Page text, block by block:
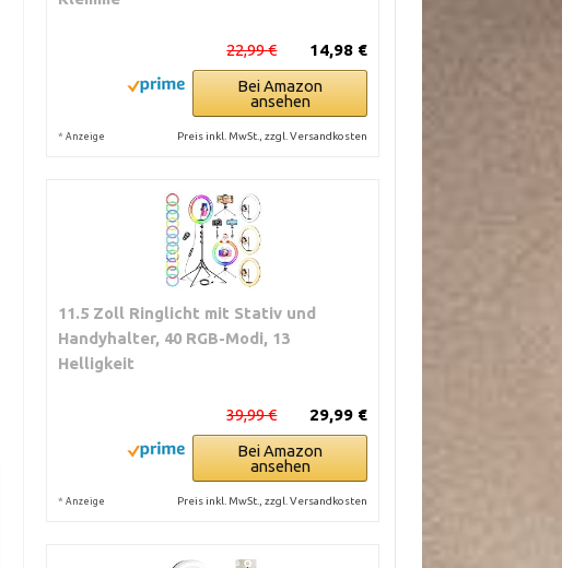
14,98 €
22,99 €
Bei Amazon
ansehen
* Anzeige Preis inkl. MwSt., zzgl. Versandkosten
11.5 Zoll Ringlicht mit Stativ und
Handyhalter, 40 RGB-Modi, 13
Helligkeit
29,99 €
39,99 €
Bei Amazon
ansehen
* Anzeige Preis inkl. MwSt., zzgl. Versandkosten